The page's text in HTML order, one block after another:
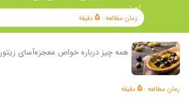
آجیل …
زمان مطالعه : 5دقیقه
همه چیز درباره خواص معجزه‌آسای
زمان مطالعه : 5دقیقه